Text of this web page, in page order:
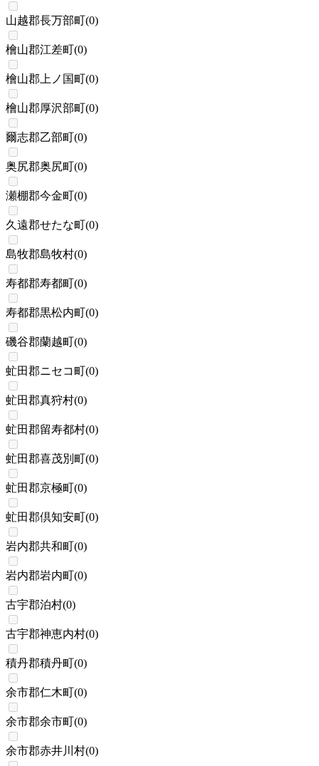
山越郡長万部町(0)
檜山郡江差町(0)
檜山郡上ノ国町(0)
檜山郡厚沢部町(0)
爾志郡乙部町(0)
奥尻郡奥尻町(0)
瀬棚郡今金町(0)
久遠郡せたな町(0)
島牧郡島牧村(0)
寿都郡寿都町(0)
寿都郡黒松内町(0)
磯谷郡蘭越町(0)
虻田郡ニセコ町(0)
虻田郡真狩村(0)
虻田郡留寿都村(0)
虻田郡喜茂別町(0)
虻田郡京極町(0)
虻田郡倶知安町(0)
岩内郡共和町(0)
岩内郡岩内町(0)
古宇郡泊村(0)
古宇郡神恵内村(0)
積丹郡積丹町(0)
余市郡仁木町(0)
余市郡余市町(0)
余市郡赤井川村(0)